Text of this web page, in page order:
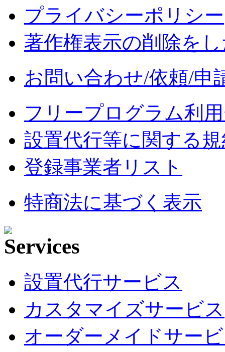
プライバシーポリシー
著作権表示の削除を
お問い合わせ/依頼/申
フリープログラム利
設置代行等に関する
登録事業者リスト
特商法に基づく表示
設置代行サービス
カスタマイズサービス
オーダーメイドサー